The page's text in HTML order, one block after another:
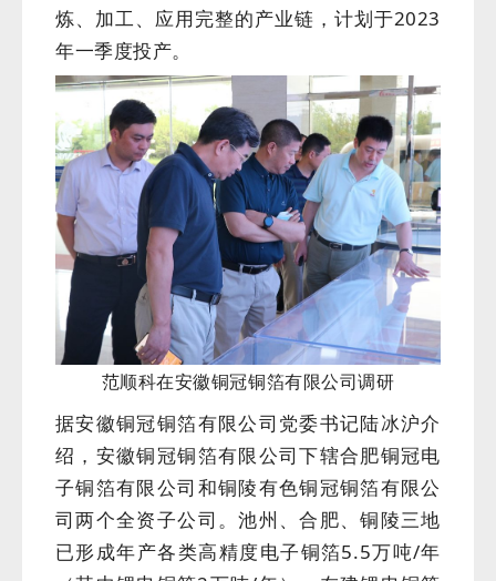
炼、加工、应用完整的产业链，计划于2023
年一季度投产。
范顺科在安徽铜冠铜箔有限公司调研
据安徽铜冠铜箔有限公司党委书记陆冰沪介
绍，安徽铜冠铜箔有限公司下辖合肥铜冠电
子铜箔有限公司和铜陵有色铜冠铜箔有限公
司两个全资子公司。池州、合肥、铜陵三地
已形成年产各类高精度电子铜箔5.5万吨/年